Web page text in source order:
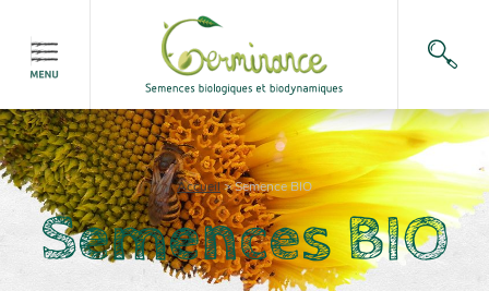
Accueil>Semence BIO
Semences BIO